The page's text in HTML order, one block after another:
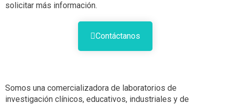
solicitar más información.
Contáctanos
Somos una comercializadora de laboratorios de
investigación clínicos, educativos, industriales y de